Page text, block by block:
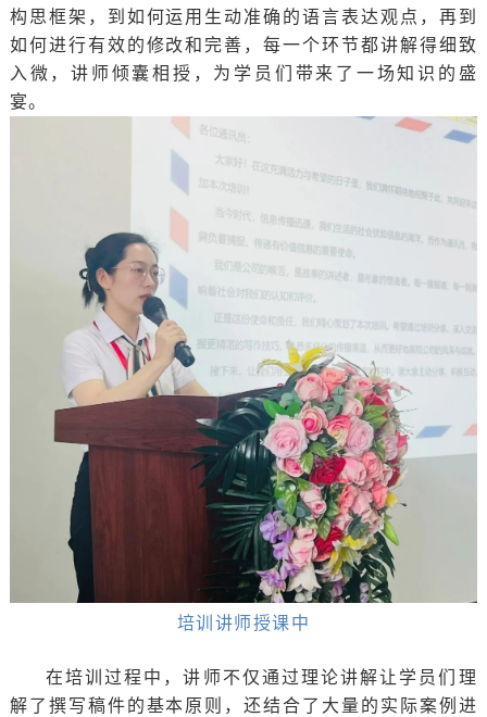
构思框架，到如何运用生动准确的语言表达观点，再到
如何进行有效的修改和完善，每一个环节都讲解得细致
入微，讲师倾囊相授，为学员们带来了一场知识的盛
宴。
培训讲师授课中
在培训过程中，讲师不仅通过理论讲解让学员们理
解了撰写稿件的基本原则，还结合了大量的实际案例进